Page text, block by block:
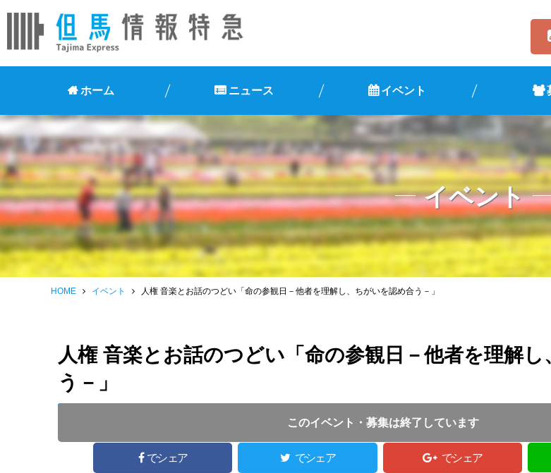
ホーム ニュース イベント
イベント
HOME イベント 人権 音楽とお話のつどい「命の参観日－他者を理解し、ちがいを認め合う－」
人権 音楽とお話のつどい「命の参観日－他者を理解
う－」
このイベント・募集は終了しています
開催時間 : 13:30 ～ 15:00
でシェア でシェア でシェア